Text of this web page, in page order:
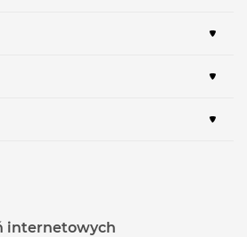
internetowych